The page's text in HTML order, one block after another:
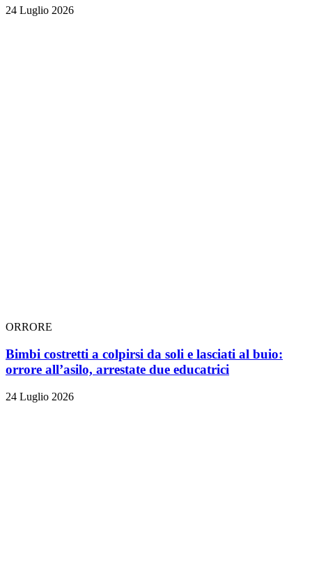
24 Luglio 2026
ORRORE
Bimbi costretti a colpirsi da soli e lasciati al buio:
orrore all’asilo, arrestate due educatrici
24 Luglio 2026